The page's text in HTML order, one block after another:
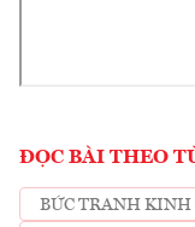
ĐỌC BÀI THEO
BỨC TRANH KINH